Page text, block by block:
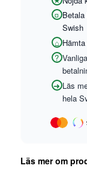
Betala
Swish
Läs
hela
Läs mer om